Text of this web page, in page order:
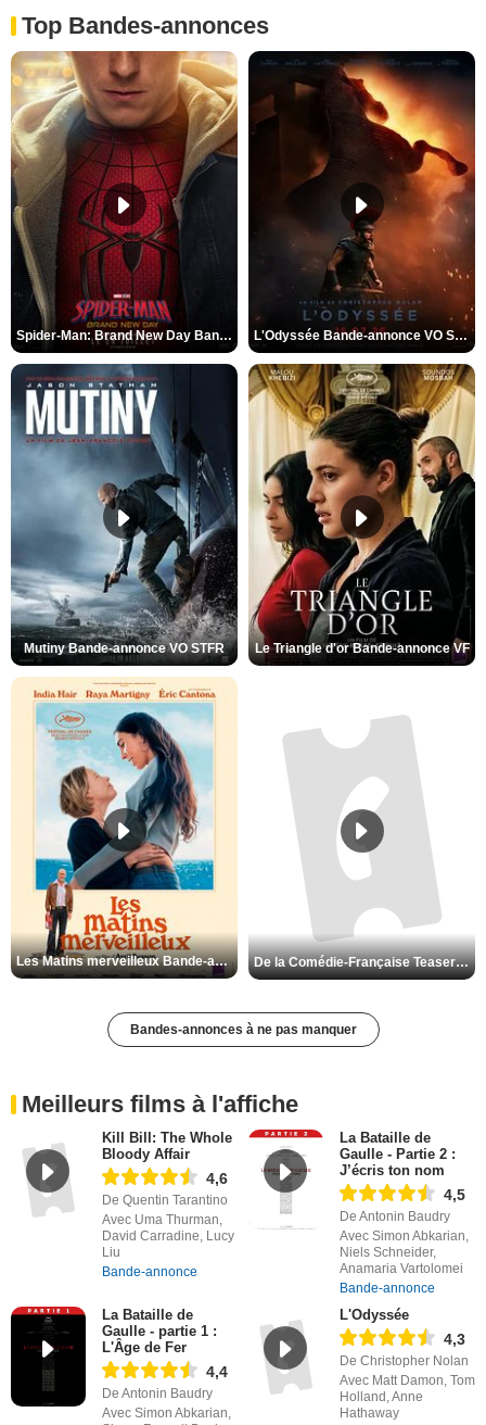
Top Bandes-annonces
Spider-Man: Brand New Day Bande-annonce VO STFR L'Odyssée Bande-annonce VO STFR
Mutiny Bande-annonce VO STFR Le Triangle d'or Bande-annonce VF
Les Matins merveilleux Bande-annonce VF De la Comédie-Française Teaser VF
Bandes-annonces à ne pas manquer
Meilleurs films à l'affiche
Kill Bill: The Whole
Bloody Affair
4,6
De Quentin Tarantino
Avec Uma Thurman,
David Carradine, Lucy
Liu
Bande-annonce
La Bataille de
Gaulle - Partie 2 :
J’écris ton nom
4,5
De Antonin Baudry
Avec Simon Abkarian,
Niels Schneider,
Anamaria Vartolomei
Bande-annonce
La Bataille de
Gaulle - partie 1 :
L'Âge de Fer
4,4
De Antonin Baudry
Avec Simon Abkarian,
L'Odyssée
4,3
De Christopher Nolan
Avec Matt Damon, Tom
Holland, Anne
Hathaway